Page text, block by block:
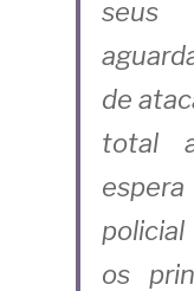
seus
de
total
os